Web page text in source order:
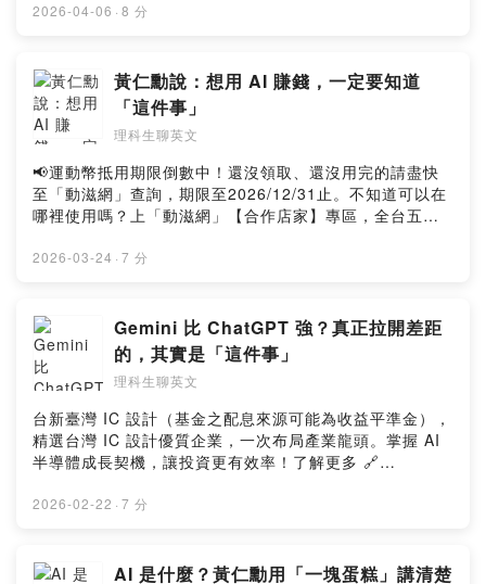
讓我們一起從 Elon Musk 的演講，拆解 AI、晶片供應、
教學文章，歡迎「免費訂閱」我的「七點半學英文電子
報」：https://astounding-producer-2828.kit.com/留言
告訴我你對這一集的想法：Powered by Firstory Hosting
2026-04-06 · 8 分
黃仁勳說：想用 AI 賺錢，一定要知道
「這件事」
理科生聊英文
📢運動幣抵用期限倒數中！還沒領取、還沒用完的請盡快
至「動滋網」查詢，期限至2026/12/31止。不知道可以在
哪裡使用嗎？上「動滋網」【合作店家】專區，全台五千
https://fstry.pse.is/9epd7d—— 以上為 FMTaiwan 與
https://astounding-producer-2828.kit.com/jensen.黃仁
勳說：在 AI 時代，我們都需要理解新的賺錢邏輯恩~ 想聽
懂黃仁勳講甚麼，一定要知道 “token” 這個單字這支影片
我會用黃仁勳今年在 GTC 產品發表會的內容講解給你聽，
他經常提到的 token 到底是什麼意思？這對你理解整個 AI
產業的運作，會很有幫助~順便你也可以學一些很實用的英
文喔！😊 .然後~ 如果想收到我每周用心撰寫，淺顯易懂
的英文教學文章，歡迎「免費訂閱」我的「七點半學英文
電子報」：https://astounding-producer-2828.kit.com/.
2026-03-24 · 7 分
Gemini 比 ChatGPT 強？真正拉開差距
的，其實是「這件事」
理科生聊英文
台新臺灣 IC 設計（基金之配息來源可能為收益平準金），
精選台灣 IC 設計優質企業，一次布局產業龍頭。掌握 AI
半導體成長契機，讓投資更有效率！了解更多 🔗
賺有賠，申購前應詳閱公開說明書。台新投信行銷資訊
歡迎在連結裡「免費領取」學習講義:https://astounding-
2026-02-22 · 7 分
AI 是什麼？黃仁勳用「一塊蛋糕」講清楚